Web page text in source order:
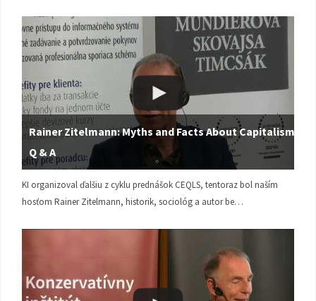
Rainer Zitelmann: Myths and Facts About Capitalism |
Q & A
KI organizoval ďalšiu z cyklu prednášok CEQLS, tentoraz bol naším
hosťom Rainer Zitelmann, historik, sociológ a autor be…